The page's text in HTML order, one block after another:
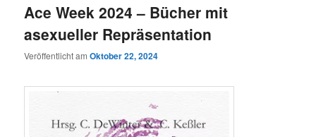
Ace Week 2024 – Bücher mit
asexueller Repräsentation
Veröffentlicht amOktober 22, 2024